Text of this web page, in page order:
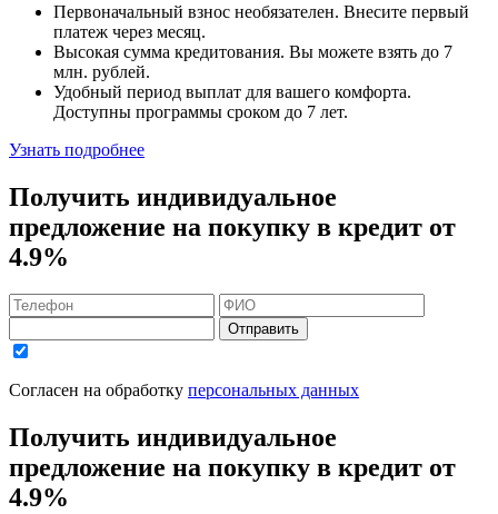
Первоначальный взнос необязателен. Внесите первый
платеж через месяц.
Высокая сумма кредитования. Вы можете взять до 7
млн. рублей.
Удобный период выплат для вашего комфорта.
Доступны программы сроком до 7 лет.
Узнать подробнее
Получить индивидуальное
предложение на покупку в кредит от
4.9%
Отправить
Согласен на обработку персональных данных
Получить индивидуальное
предложение на покупку в кредит от
4.9%